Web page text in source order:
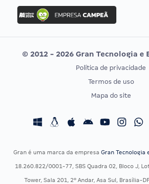
Concurso Ibama
Concurso MPU
Editais publicados
Vunesp
CONCURSOS POR PROFISSÃO
Concursos Fiscais
Concursos Saúde
EXAME
© 2012 - 2026 Gran Tecnologia e
Política de privacidade
Termos de uso
Mapa do site
Gran é uma marca da empresa Gran Tecnologia
18.260.822/0001-77, SBS Quadra 02, Bloco J,
Tower, Sala 201, 2º Andar, Asa Sul, Brasília-